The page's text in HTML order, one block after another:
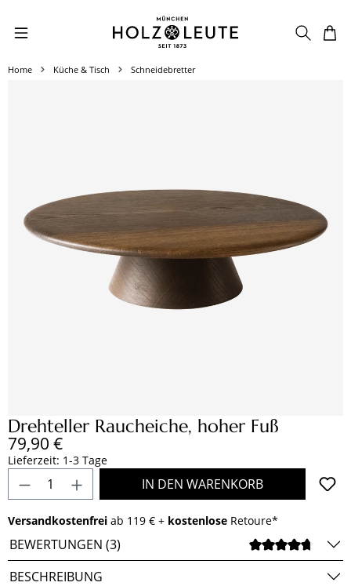
Zum Hauptinhalt springen
Home Küche & Tisch Schneidebretter
Drehteller Raucheiche, hoher Fuß
Regulärer Preis:
79,90 €
Lieferzeit: 1-3 Tage
Produkt Anzahl: Gib den gewünschten
IN DEN WARENKORB
Versandkostenfrei ab 119 € + kostenlose Retoure*
BEWERTUNGEN (3)
BESCHREIBUNG